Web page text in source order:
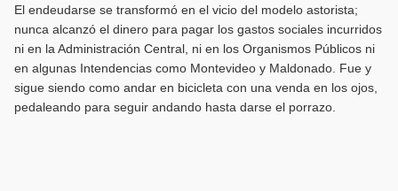
El endeudarse se transformó en el vicio del modelo astorista;
nunca alcanzó el dinero para pagar los gastos sociales incurridos
ni en la Administración Central, ni en los Organismos Públicos ni
en algunas Intendencias como Montevideo y Maldonado. Fue y
sigue siendo como andar en bicicleta con una venda en los ojos,
pedaleando para seguir andando hasta darse el porrazo.